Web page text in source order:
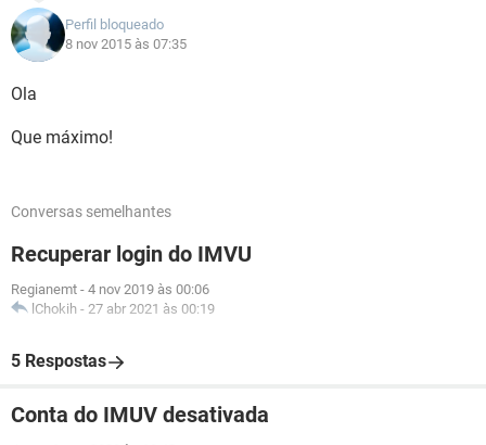
Perfil bloqueado
8 nov 2015 às 07:35
Ola
Que máximo!
Conversas semelhantes
Recuperar login do IMVU
Regianemt - 4 nov 2019 às 00:06
lChokih - 27 abr 2021 às 00:19
5 Respostas
Conta do IMUV desativada